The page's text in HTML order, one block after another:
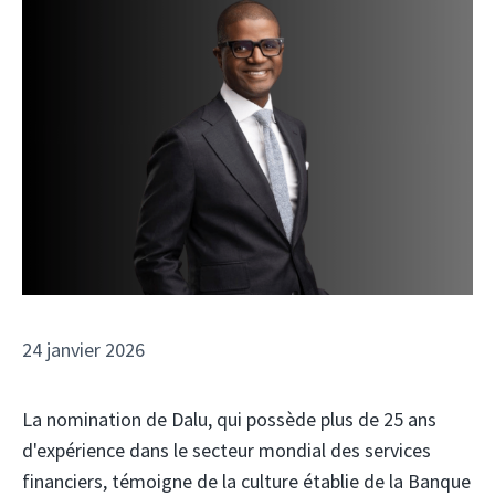
24 janvier 2026
La nomination de Dalu, qui possède plus de 25 ans
d'expérience dans le secteur mondial des services
financiers, témoigne de la culture établie de la Banque